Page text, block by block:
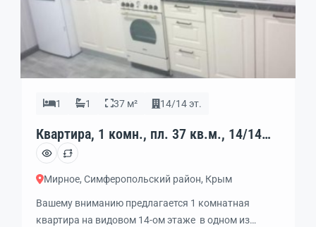
1 1 37 м² 14/14 эт.
Квартира, 1 комн., пл. 37 кв.м., 14/14
эт., код: 457769
Мирное, Симферопольский район, Крым
Вашему вниманию предлагается 1 комнатная
квартира на видовом 14-ом этаже в одном из